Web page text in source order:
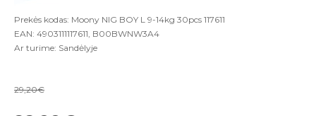
Prekės kodas: Moony NIG BOY L 9-14kg 30pcs 117611
EAN: 4903111117611, B00BWNW3A4
Ar turime: Sandėlyje
29,20€